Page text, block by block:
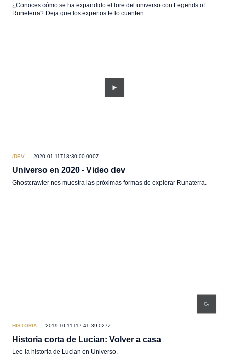
¿Conoces cómo se ha expandido el lore del universo con Legends of
Runeterra? Deja que los expertos te lo cuenten.
/DEV 2020-01-11T18:30:00.000Z
Universo en 2020 - Video dev
Ghostcrawler nos muestra las próximas formas de explorar Runaterra.
HISTORIA 2019-10-11T17:41:39.027Z
Historia corta de Lucian: Volver a casa
Lee la historia de Lucian en Universo.